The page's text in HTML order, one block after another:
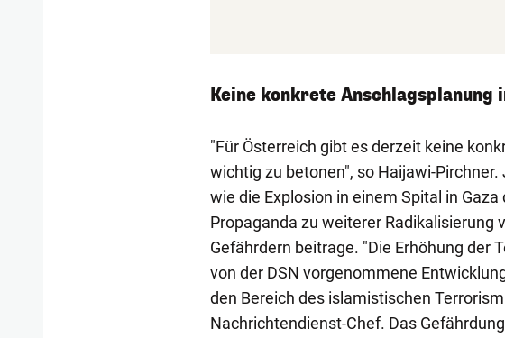
Keine konkrete Anschlagsplanung
"Für Österreich gibt es derzeit keine
wichtig zu betonen", so Haijawi-
wie die Explosion in einem Spital in
Propaganda zu weiterer Radikalisierung
Gefährdern beitrage. "Die Erhöhung der
von der DSN vorgenommene
den Bereich des islamistischen
Nachrichtendienst-Chef. Das